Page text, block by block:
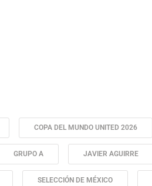
COPA DEL MUNDO UNITED 2026
GRUPO A JAVIER AGUIRRE
SELECCIÓN DE MÉXICO